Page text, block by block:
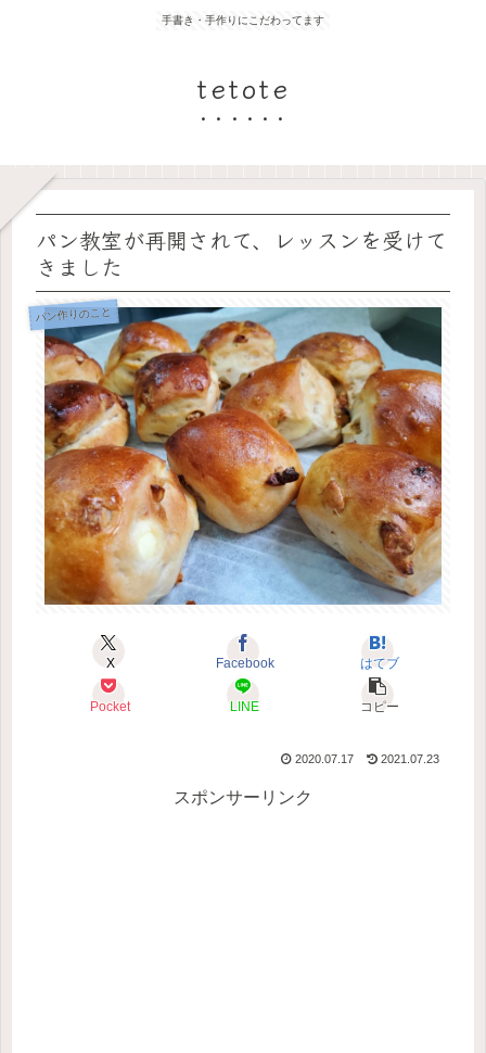
手書き・手作りにこだわってます
tetote
パン教室が再開されて、レッスンを受けて
きました
パン作りのこと
X Facebook はてブ
Pocket LINE コピー
2020.07.17 2021.07.23
スポンサーリンク